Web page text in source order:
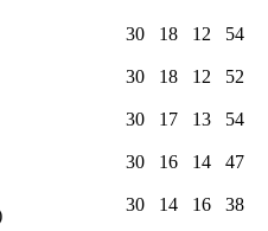
30 18 12 54
30 18 12 52
30 17 13 54
30 16 14 47
30 14 16 38